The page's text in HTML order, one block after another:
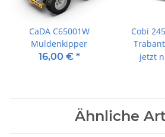
CaDA C65001W
Muldenkipper
16,00 € *
Cobi
jetzt
Ähnliche